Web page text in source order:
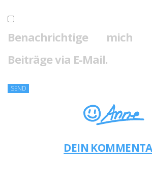
Benachrichtige mich
Beiträge via E-Mail.
DEIN